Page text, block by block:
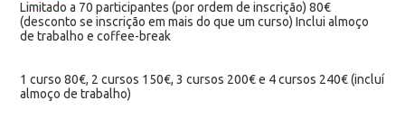
Limitado a 70 participantes (por ordem de inscrição) 80€
(desconto se inscrição em mais do que um curso) Inclui almoço
de trabalho e coffee-break
1 curso 80€, 2 cursos 150€, 3 cursos 200€ e 4 cursos 240€ (incluí
almoço de trabalho)